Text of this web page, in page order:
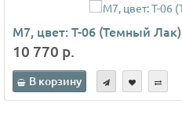
М7, цвет: Т-06 (Темный Лак)
10 770 р.
В корзину